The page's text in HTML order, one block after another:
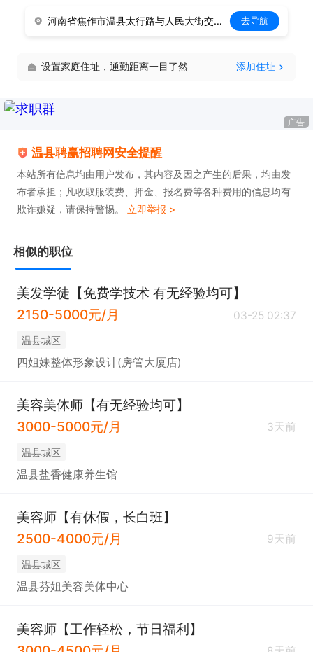
河南省焦作市温县太行路与人民大街交叉口西南角一层105号商铺 去导航
设置家庭住址，通勤距离一目了然 添加住址
广告
温县聘赢招聘网安全提醒
本站所有信息均由用户发布，其内容及因之产生的后果，均由发
布者承担；凡收取服装费、押金、报名费等各种费用的信息均有
欺诈嫌疑，请保持警惕。 立即举报 >
相似的职位
美发学徒【免费学技术 有无经验均可】
2150-5000元/月
03-25 02:37
温县城区
四姐妹整体形象设计(房管大厦店)
美容美体师【有无经验均可】
3000-5000元/月
3天前
温县城区
温县盐香健康养生馆
美容师【有休假，长白班】
2500-4000元/月
9天前
温县城区
温县芬姐美容美体中心
美容师【工作轻松，节日福利】